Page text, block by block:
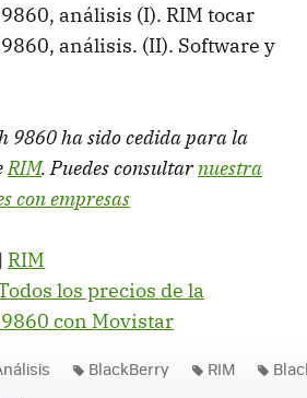
análisis (I). RIM tocar
análisis. (II). Software y
9860 ha sido cedida para la
RIM. Puedes consultarnuestra
con empresas
RIM
los precios de la
con Movistar
BlackBerry RIM